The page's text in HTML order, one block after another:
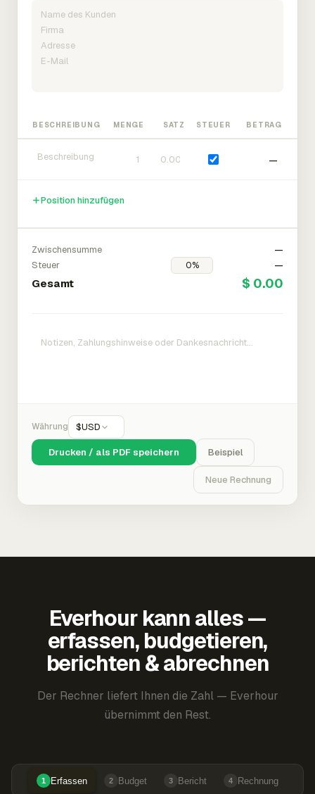
BESCHREIBUNG MENGE SATZ STEUER BETRAG
—
Position hinzufügen
Zwischensumme
—
Steuer
—
Gesamt $ 0.00
Währung $USD
Drucken / als PDF speichern Beispiel
Neue Rechnung
Everhour kann alles —
erfassen, budgetieren,
berichten & abrechnen
Der Rechner liefert Ihnen die Zahl — Everhour
übernimmt den Rest.
1 Erfassen 2 Budget 3 Bericht 4 Rechnung